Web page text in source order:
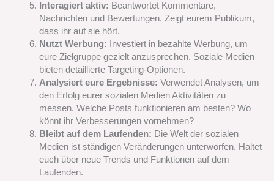
Interagiert aktiv: Beantwortet Kommentare,
Nachrichten und Bewertungen. Zeigt eurem Publikum,
dass ihr auf sie hört.
Nutzt Werbung: Investiert in bezahlte Werbung, um
eure Zielgruppe gezielt anzusprechen. Soziale Medien
bieten detaillierte Targeting-Optionen.
Analysiert eure Ergebnisse: Verwendet Analysen, um
den Erfolg eurer sozialen Medien Aktivitäten zu
messen. Welche Posts funktionieren am besten? Wo
könnt ihr Verbesserungen vornehmen?
Bleibt auf dem Laufenden: Die Welt der sozialen
Medien ist ständigen Veränderungen unterworfen. Haltet
euch über neue Trends und Funktionen auf dem
Laufenden.